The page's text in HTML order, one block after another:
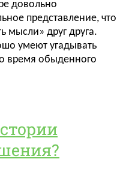
довольно
представление, что
мысли» друг друга.
умеют угадывать
время обыденного